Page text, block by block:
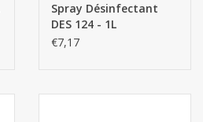
Spray Désinfectant
DES 124 - 1L
€7,17